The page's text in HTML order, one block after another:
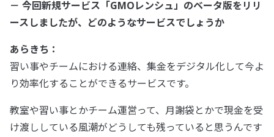
－ 今回新規サービス「GMOレンシュ」のベータ版をリリ
ースしましたが、どのようなサービスでしょうか
あらきち：
習い事やチームにおける連絡、集金をデジタル化して今よ
り効率化することができるサービスです。
教室や習い事とかチーム運営って、月謝袋とかで現金を受
け渡ししている風潮がどうしても残っていると思うんです